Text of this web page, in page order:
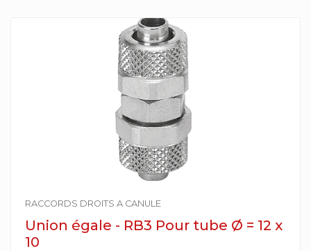
RACCORDS DROITS A CANULE
Union égale - RB3 Pour tube Ø = 12 x
10